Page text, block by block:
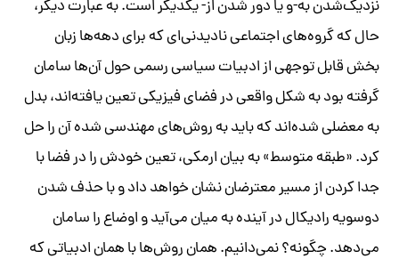
نزدیک‌شدن به-و یا دور شدن از- یکدیگر است. به عبارت دیگر،
حال که گروه‌های اجتماعی نادیدنی‌ای که برای دهه‌ها زبان
بخش قابل توجهی از ادبیات سیاسی رسمی حول آن‌ها سامان
گرفته بود به شکل واقعی در فضای فیزیکی تعین یافته‌اند، بدل
به معضلی شده‌اند که باید به روش‌های مهندسی شده آن را حل
کرد. «طبقه متوسط» به بیان ارمکی، تعین خودش را در فضا با
جدا کردن از مسیر معترضان نشان خواهد داد و با حذف شدن
دوسویه رادیکال در آینده به میان می‌آید و اوضاع را سامان
می‌دهد. چگونه؟ نمی‌دانیم. همان روش‌ها با همان ادبیاتی که